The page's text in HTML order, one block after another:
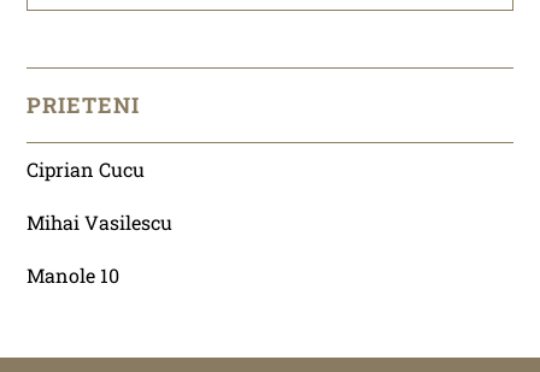
PRIETENI
Ciprian Cucu
Mihai Vasilescu
Manole 10